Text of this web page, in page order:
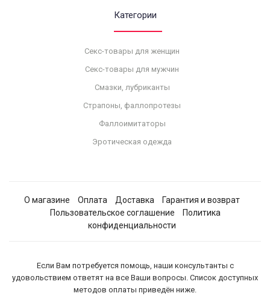
Категории
Секс-товары для женщин
Секс-товары для мужчин
Смазки, лубриканты
Страпоны, фаллопротезы
Фаллоимитаторы
Эротическая одежда
О магазине Оплата Доставка
Гарантия и возврат
Пользовательское соглашение
Политика
конфиденциальности
Если Вам потребуется помощь, наши консультанты с
удовольствием ответят на все Ваши вопросы. Список доступных
методов оплаты приведён ниже.